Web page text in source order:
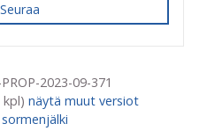
Seuraa
2023-09-371
kpl) näytä muut versiot